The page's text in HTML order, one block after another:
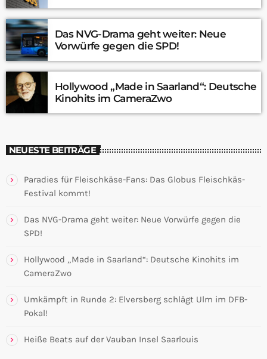
Das NVG-Drama geht weiter: Neue
Vorwürfe gegen die SPD!
Hollywood „Made in Saarland“: Deutsche
Kinohits im CameraZwo
NEUESTE BEITRÄGE
Paradies für Fleischkäse-Fans: Das Globus Fleischkäs-
Festival kommt!
Das NVG-Drama geht weiter: Neue Vorwürfe gegen die
SPD!
Hollywood „Made in Saarland“: Deutsche Kinohits im
CameraZwo
Umkämpft in Runde 2: Elversberg schlägt Ulm im DFB-
Pokal!
Heiße Beats auf der Vauban Insel Saarlouis